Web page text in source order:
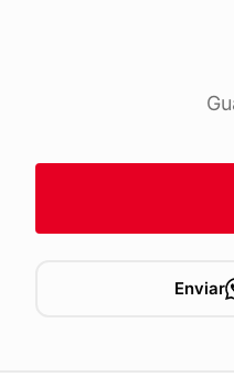
Enviar